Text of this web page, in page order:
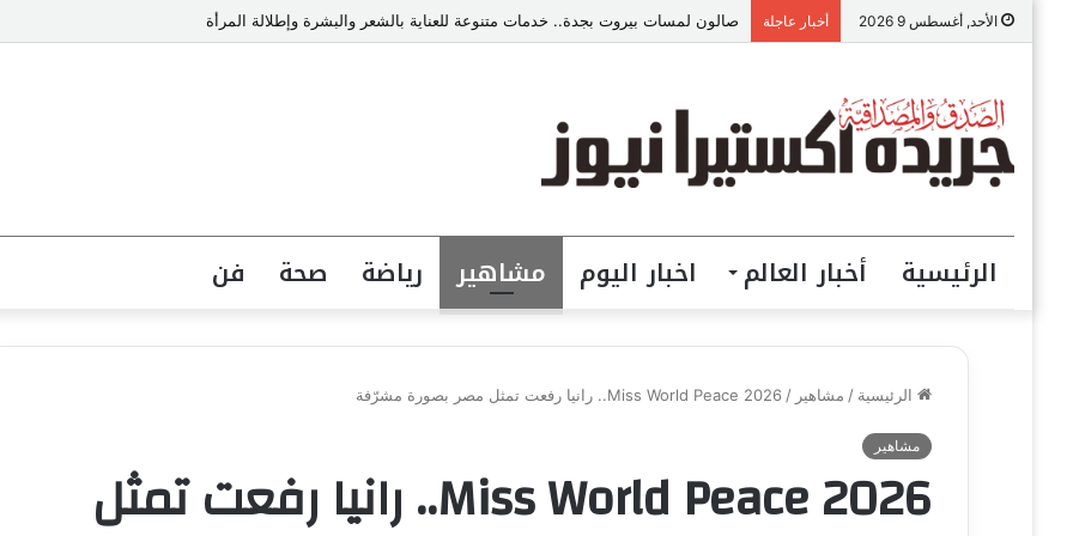
الأحد, أغسطس 9 2026 أخبار عاجلة صالون لمسات بيروت بجدة.. خدمات متنوعة للعناية بالشعر والبشرة وإطلالة المرأة
الرئيسية أخبار العالم اخبار اليوم مشاهير رياضة صحة فن
الرئيسية / مشاهير / Miss World Peace 2026.. رانيا رفعت تمثل مصر بصورة مشرّفة
مشاهير
Miss World Peace 2026.. رانيا رفعت تمثل